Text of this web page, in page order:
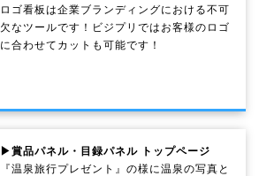
ロゴ看板は企業ブランディングにおける不可
欠なツールです！ビジプリではお客様のロゴ
に合わせてカットも可能です！
▶賞品パネル・目録パネル トップページ
『温泉旅行プレゼント』の様に温泉の写真と